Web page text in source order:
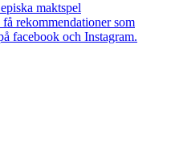
maktspel
rekommendationer som
facebook och Instagram.